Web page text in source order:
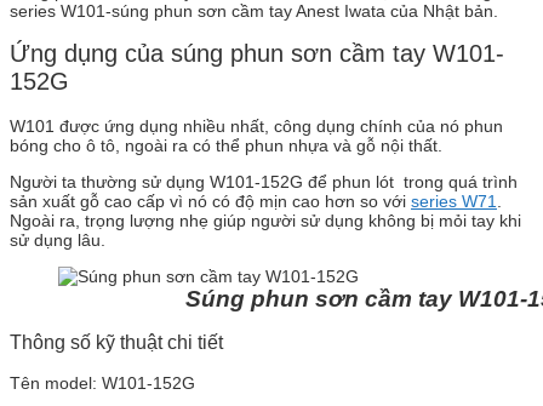
series W101-súng phun sơn cầm tay Anest Iwata của Nhật bản.
Ứng dụng của súng phun sơn cầm tay W101-
152G
W101 được ứng dụng nhiều nhất, công dụng chính của nó phun
bóng cho ô tô, ngoài ra có thể phun nhựa và gỗ nội thất.
Người ta thường sử dụng W101-152G để phun lót trong quá trình
sản xuất gỗ cao cấp vì nó có độ mịn cao hơn so với series W71
Ngoài ra, trọng lượng nhẹ giúp người sử dụng không bị mỏi tay khi
sử dụng lâu.
Súng phun sơn cầm tay W101-
Thông số kỹ thuật chi tiết
Tên model: W101-152G